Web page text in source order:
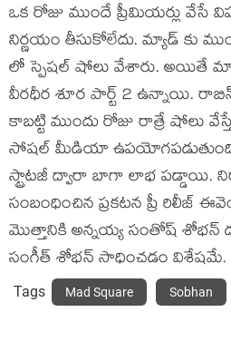
ఒక రోజు ముందే ప్రీమియర్లు
నిర్ణయం తీసుకోలేదు. మ్యాడ్ కు
లో స్పెషల్ షోలు వేశారు. అయితే
వీరధీర శూర పార్ట్ 2 ఉన్నాయి.
కాబట్టి ముందు రోజు రాత్రే షోలు
సోషల్ మీడియా
స్ట్రాటజీ ద్వారా బాగా లాభ పడ్డాయి.
సంబంధించిన ప్రకటన ప్రీ రిలీజ్
మొత్తానికి అన్నయ్య సంతోష్ శోభన్
సంగీత్ శోభన్ సాధించడం విశేషమే.
Tags Mad Square Sobhan